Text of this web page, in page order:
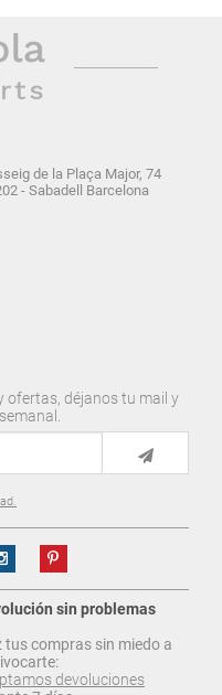
de la Plaça Major, 74
- Sabadell Barcelona
ofertas, déjanos tu mail y
sin problemas
tus compras sin miedo a
devoluciones